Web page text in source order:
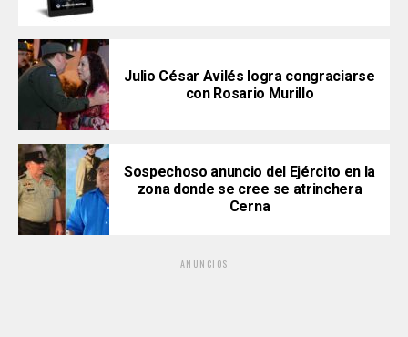
Julio César Avilés logra congraciarse
con Rosario Murillo
Sospechoso anuncio del Ejército en la
zona donde se cree se atrinchera
Cerna
ANUNCIOS